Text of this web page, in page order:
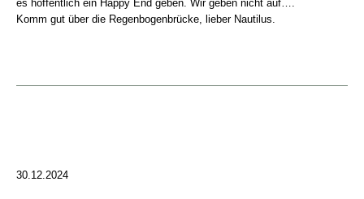
es hoffentlich ein Happy End geben. Wir geben nicht auf….
Komm gut über die Regenbogenbrücke, lieber Nautilus.
30.12.2024